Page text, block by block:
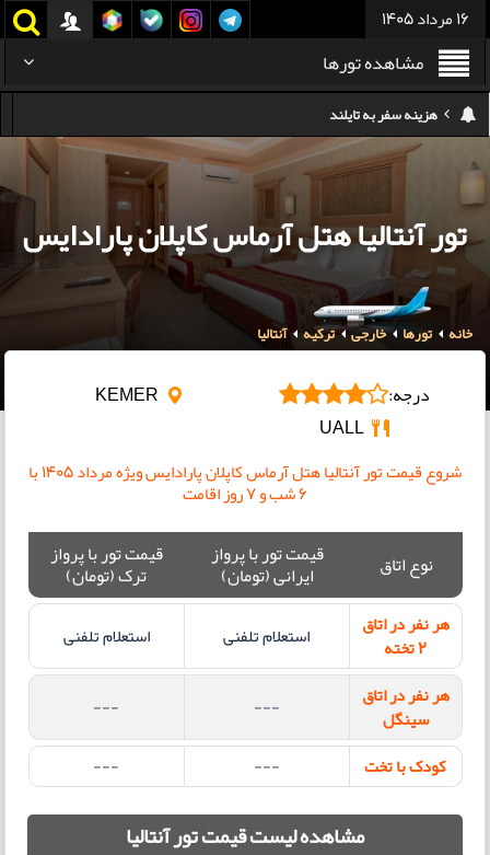
16 مرداد 1405
مشاهده تورها
هزینه سفر به تایلند
کدام هواپیمایی کدام ترمینال مهرآباد؟
استرداد بلیط هواپیما در شرایط جنگی
هزینه تفریحات استانبول ۲۰۲۵
سفر به ارمنستان | دیدنی‌ها و تجربیات جذاب
معرفی بهترین غذاهای محلی و خیابانی دبی
هزینه سفر به گرجستان
تور آنتالیا هتل آرماس کاپلان پارادایس
خانه تورها خارجی ترکیه آنتالیا
درجه:
شروع قیمت تور آنتالیا هتل آرماس کاپلان پارادایس ویژه مرداد ۱۴۰۵ با
6 شب و 7 روز اقامت
نوع اتاق قیمت تور با پرواز
ایرانی (تومان)
قیمت تور با پرواز
ترک (تومان)
هر نفر در اتاق
2 تخته استعلام تلفنی
استعلام تلفنی
هر نفر در اتاق
سینگل ---
---
کودک با تخت
---
---
مشاهده لیست قیمت تور آنتالیا